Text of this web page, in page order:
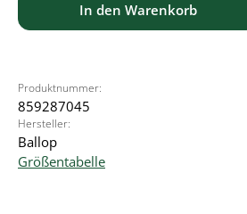
In den Warenkorb
Produktnummer:
859287045
Hersteller:
Ballop
Größentabelle